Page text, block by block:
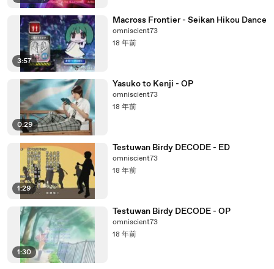
3:57
Macross Frontier - Seikan Hikou Dance
omniscient73
18 年前
0:29
Yasuko to Kenji - OP
omniscient73
18 年前
1:29
Testuwan Birdy DECODE - ED
omniscient73
18 年前
1:30
Testuwan Birdy DECODE - OP
omniscient73
18 年前